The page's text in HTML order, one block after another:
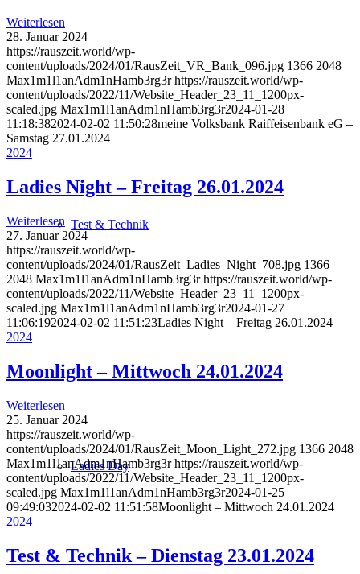
Test & Technik
Ladies Day
Weiterlesen
28. Januar 2024
https://rauszeit.world/wp-
content/uploads/2024/01/RausZeit_VR_Bank_096.jpg 1366 2048
Max1m1l1anAdm1nHamb3rg3r https://rauszeit.world/wp-
content/uploads/2022/11/Website_Header_23_11_1200px-
scaled.jpg Max1m1l1anAdm1nHamb3rg3r2024-01-28
11:18:382024-02-02 11:50:28meine Volksbank Raiffeisenbank eG –
Samstag 27.01.2024
2024
Ladies Night – Freitag 26.01.2024
Weiterlesen
27. Januar 2024
https://rauszeit.world/wp-
content/uploads/2024/01/RausZeit_Ladies_Night_708.jpg 1366
2048 Max1m1l1anAdm1nHamb3rg3r https://rauszeit.world/wp-
content/uploads/2022/11/Website_Header_23_11_1200px-
scaled.jpg Max1m1l1anAdm1nHamb3rg3r2024-01-27
11:06:192024-02-02 11:51:23Ladies Night – Freitag 26.01.2024
2024
Moonlight – Mittwoch 24.01.2024
Weiterlesen
25. Januar 2024
https://rauszeit.world/wp-
content/uploads/2024/01/RausZeit_Moon_Light_272.jpg 1366 2048
Max1m1l1anAdm1nHamb3rg3r https://rauszeit.world/wp-
content/uploads/2022/11/Website_Header_23_11_1200px-
scaled.jpg Max1m1l1anAdm1nHamb3rg3r2024-01-25
09:49:032024-02-02 11:51:58Moonlight – Mittwoch 24.01.2024
2024
Test & Technik – Dienstag 23.01.2024